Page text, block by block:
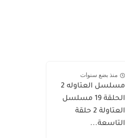
منذ بضع سنوات
مسلسل العتاوله 2
الحلقة 19 مسلسل
العتاولة 2 حلقة
التاسعة...